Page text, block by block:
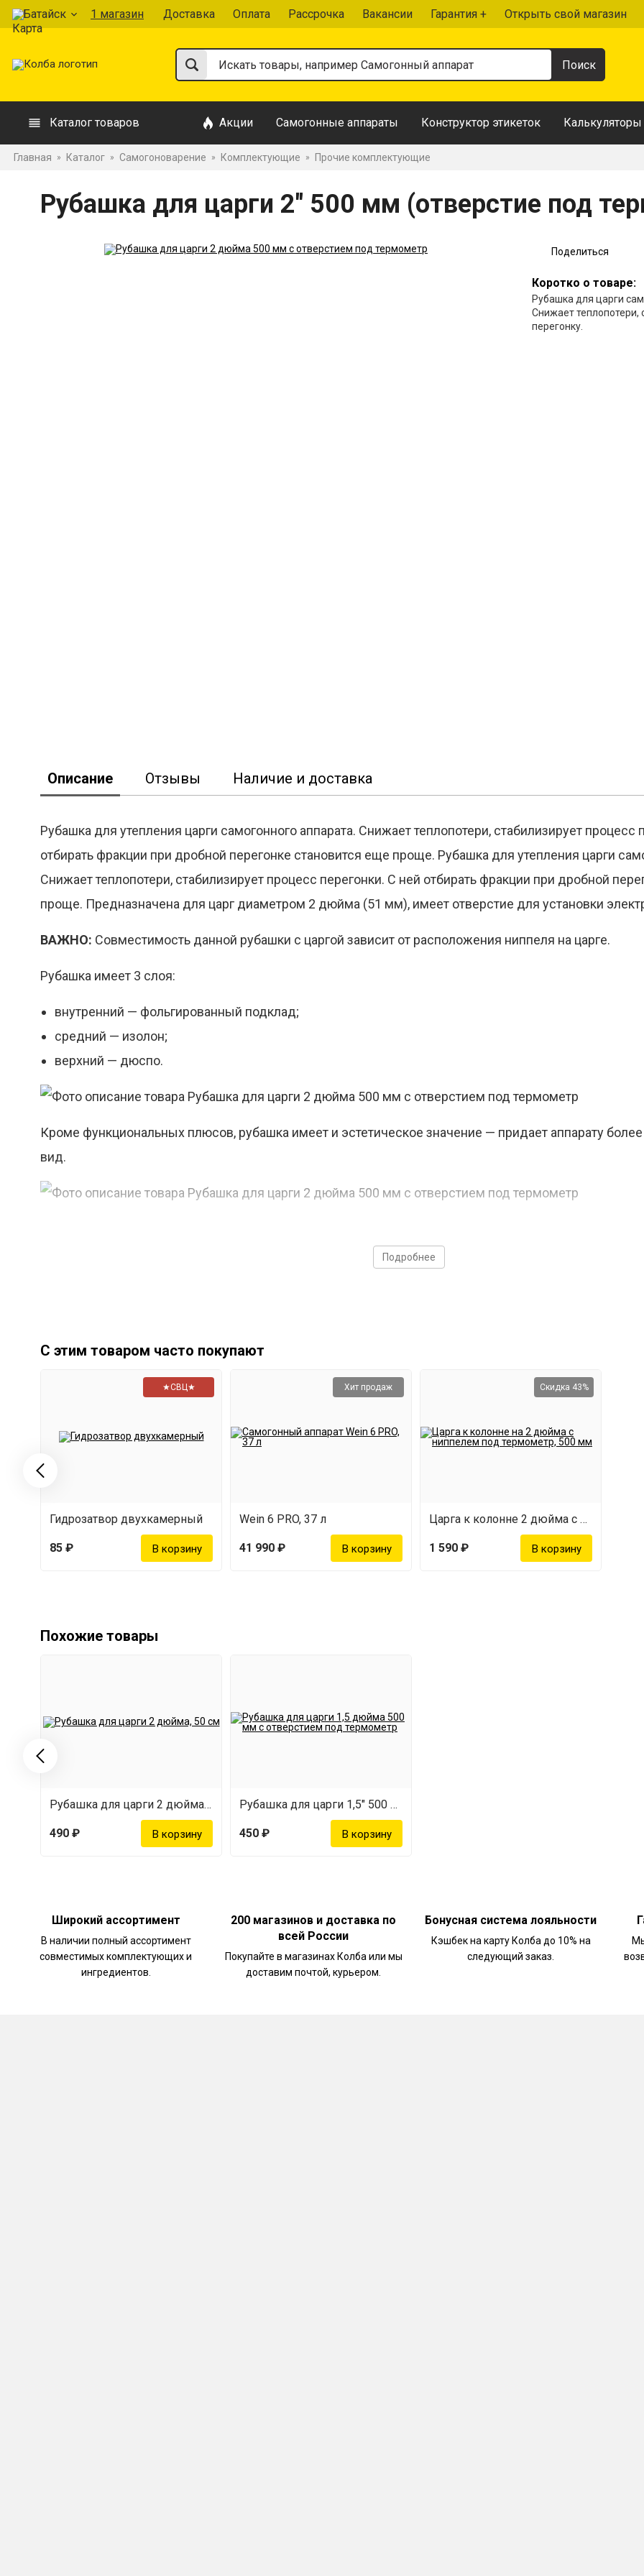
Батайск 1 магазин Доставка Оплата Рассрочка Вакансии Гарантия + Открыть свой магазин
Каталог товаров Акции Самогонные аппараты Конструктор этикеток Калькуляторы
Главная » Каталог » Самогоноварение » Комплектующие » Прочие комплектующие
Рубашка для царги 2" 500 мм (отверстие под
Поделиться
Коротко о товаре:
Рубашка для царги
Снижает теплопотери,
перегонку.
Описание Отзывы Наличие и доставка
Рубашка для утепления царги самогонного аппарата. Снижает теплопотери, стабилизирует процесс
отбирать фракции при дробной перегонке становится еще проще. Рубашка для утепления царги
Снижает теплопотери, стабилизирует процесс перегонки. С ней отбирать фракции при дробной
проще. Предназначена для царг диаметром 2 дюйма (51 мм), имеет отверстие для установки
ВАЖНО: Совместимость данной рубашки с царгой зависит от расположения ниппеля на царге.
Рубашка имеет 3 слоя:
внутренний — фольгированный подклад;
средний — изолон;
верхний — дюспо.
Кроме функциональных плюсов, рубашка имеет и эстетическое значение — придает аппарату
вид.
Внимание!После первых случаев использования рубашки возможна «рабочая» усадка внутреннего
является браком.
Подробнее
С этим товаром часто покупают
★СВЦ★
Гидрозатвор двухкамерный
85 ₽
Хит продаж
Wein 6 PRO, 37 л
41 990 ₽
Скидка 43%
Царга к колонне 2 дюйма с ниппелем под термометр
1 590 ₽
Похожие товары
Рубашка для царги 2 дюйма, 500 мм
490 ₽
Рубашка для царги 1,5" 500 мм (отв. под термометр)
450 ₽
Широкий ассортимент
В наличии полный ассортимент
совместимых комплектующих и
ингредиентов.
200 магазинов и доставка по
всей России
Покупайте в магазинах Колба или мы
доставим почтой, курьером.
Бонусная система лояльности
Кэшбек на карту Колба до 10% на
следующий заказ.